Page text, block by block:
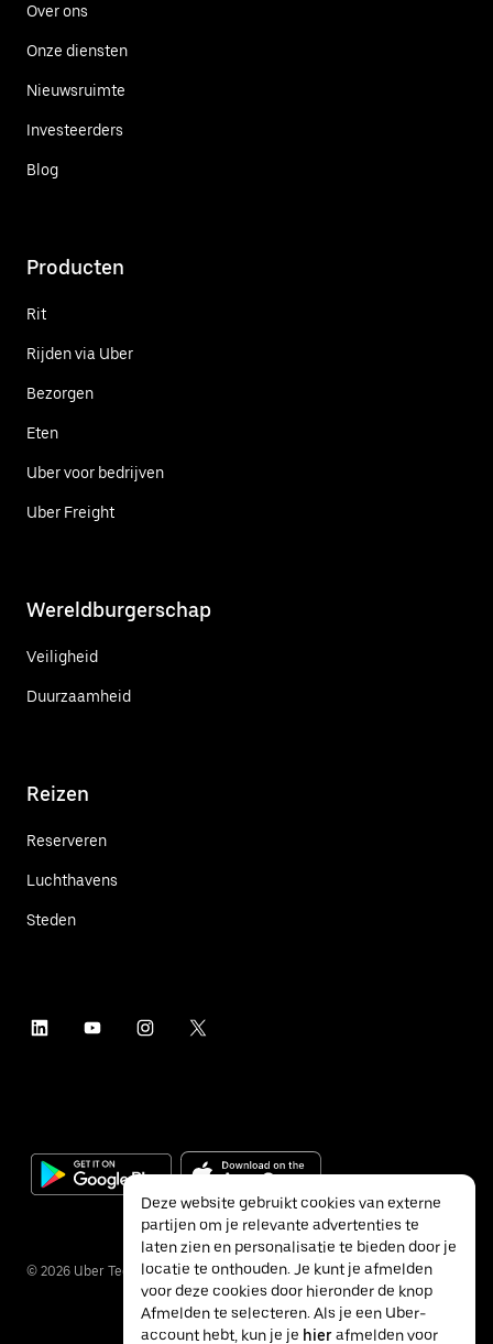
Over ons
Onze diensten
Nieuwsruimte
Investeerders
Blog
Producten
Rit
Rijden via Uber
Bezorgen
Eten
Uber voor bedrijven
Uber Freight
Wereldburgerschap
Veiligheid
Duurzaamheid
Reizen
Reserveren
Luchthavens
Steden
© 2026 Uber Technologies Inc.
Deze website gebruikt cookies van externe
partijen om je relevante advertenties te
laten zien en personalisatie te bieden door je
locatie te onthouden. Je kunt je afmelden
voor deze cookies door hieronder de knop
Afmelden te selecteren. Als je een Uber-
account hebt, kun je je hierafmelden voor